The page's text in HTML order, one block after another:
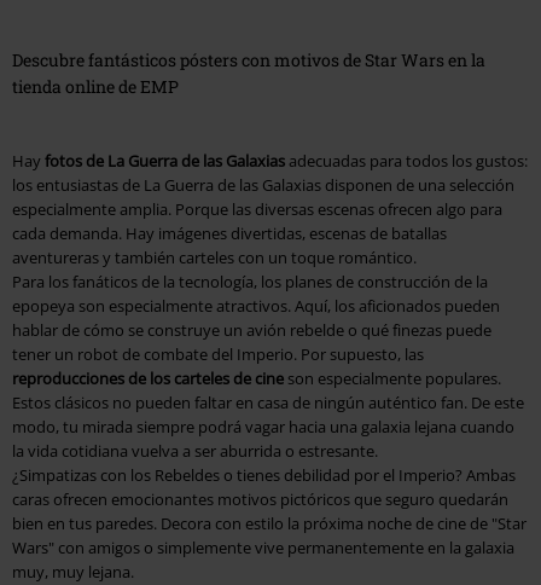
Descubre fantásticos pósters con motivos de Star Wars en la
tienda online de EMP
Hay fotos de La Guerra de las Galaxias adecuadas para todos los gustos:
los entusiastas de La Guerra de las Galaxias disponen de una selección
especialmente amplia. Porque las diversas escenas ofrecen algo para
cada demanda. Hay imágenes divertidas, escenas de batallas
aventureras y también carteles con un toque romántico.
Para los fanáticos de la tecnología, los planes de construcción de la
epopeya son especialmente atractivos. Aquí, los aficionados pueden
hablar de cómo se construye un avión rebelde o qué finezas puede
tener un robot de combate del Imperio. Por supuesto, las
reproducciones de los carteles de cine son especialmente populares.
Estos clásicos no pueden faltar en casa de ningún auténtico fan. De este
modo, tu mirada siempre podrá vagar hacia una galaxia lejana cuando
la vida cotidiana vuelva a ser aburrida o estresante.
¿Simpatizas con los Rebeldes o tienes debilidad por el Imperio? Ambas
caras ofrecen emocionantes motivos pictóricos que seguro quedarán
bien en tus paredes. Decora con estilo la próxima noche de cine de "Star
Wars" con amigos o simplemente vive permanentemente en la galaxia
muy, muy lejana.